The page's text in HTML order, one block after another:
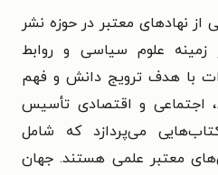
نهادهای معتبر در حوزه نشر
علوم سیاسی و روابط
با هدف ترویج دانش و فهم
اجتماعی و اقتصادی تأسیس
می‌پردازد که شامل
معتبر علمی هستند. جهان